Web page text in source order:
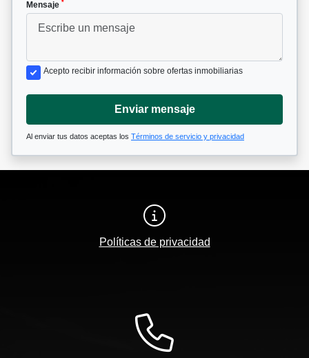
Mensaje *
Acepto recibir información sobre ofertas inmobiliarias
Enviar mensaje
Al enviar tus datos aceptas los Términos de servicio y privacidad
Políticas de privacidad